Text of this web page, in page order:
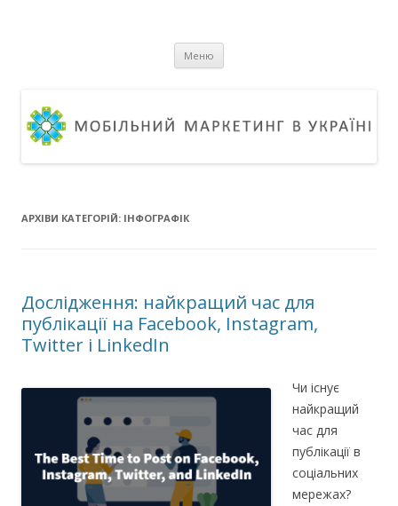
Меню
АРХІВИ КАТЕГОРІЙ: ІНФОГРАФІК
Дослідження: найкращий час для
публікації на Facebook, Instagram,
Twitter і LinkedIn
Чи існує
найкращий
час для
публікації в
соціальних
мережах?